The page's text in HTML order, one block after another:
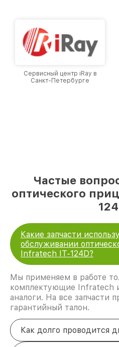
Сервисный центр iRay в
Санкт-Петербурге
Частые
оптического
Какие запчасти
обслуживании
Infratech IT-124D?
Мы применяем в работе
комплектующие Infratech
аналоги. На все запчасти
гарантийный талон.
Как долго проводится